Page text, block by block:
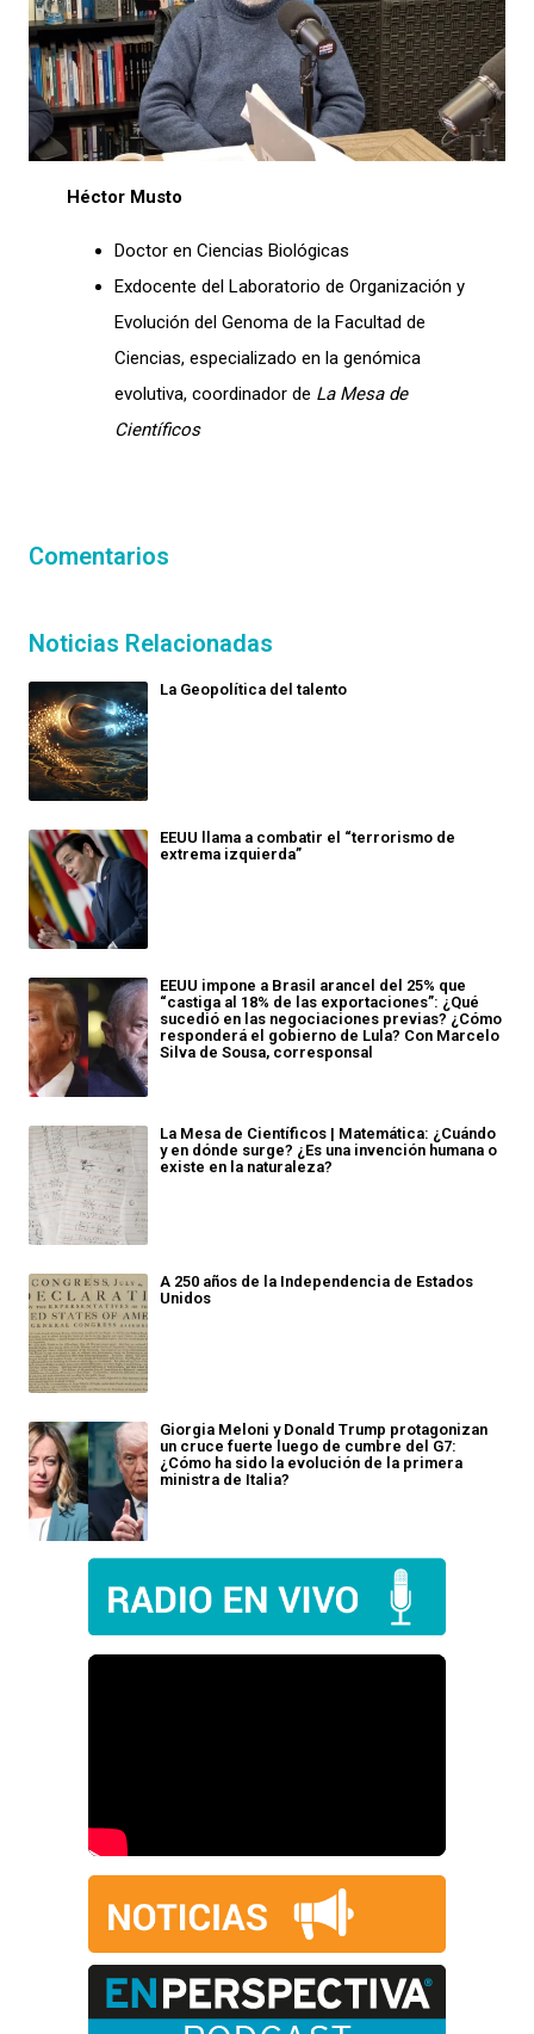
Héctor Musto
Doctor en Ciencias Biológicas
Exdocente del Laboratorio de Organización y
Evolución del Genoma de la Facultad de
Ciencias, especializado en la genómica
evolutiva, coordinador de La Mesa de
Científicos
Comentarios
Noticias Relacionadas
La Geopolítica del talento
EEUU llama a combatir el “terrorismo de
extrema izquierda”
EEUU impone a Brasil arancel del 25% que
“castiga al 18% de las exportaciones”: ¿Qué
sucedió en las negociaciones previas? ¿Cómo
responderá el gobierno de Lula? Con Marcelo
Silva de Sousa, corresponsal
La Mesa de Científicos | Matemática: ¿Cuándo
y en dónde surge? ¿Es una invención humana o
existe en la naturaleza?
A 250 años de la Independencia de Estados
Unidos
Giorgia Meloni y Donald Trump protagonizan
un cruce fuerte luego de cumbre del G7:
¿Cómo ha sido la evolución de la primera
ministra de Italia?